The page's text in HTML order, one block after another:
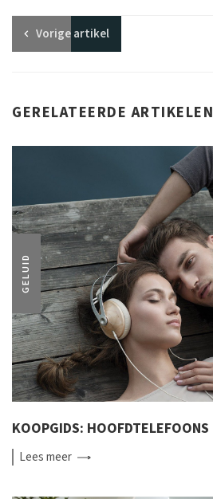
Vorigeartikel
GERELATEERDE ARTIKELEN
GELUID
KOOPGIDS: HOOFDTELEFOONS
Leesmeer